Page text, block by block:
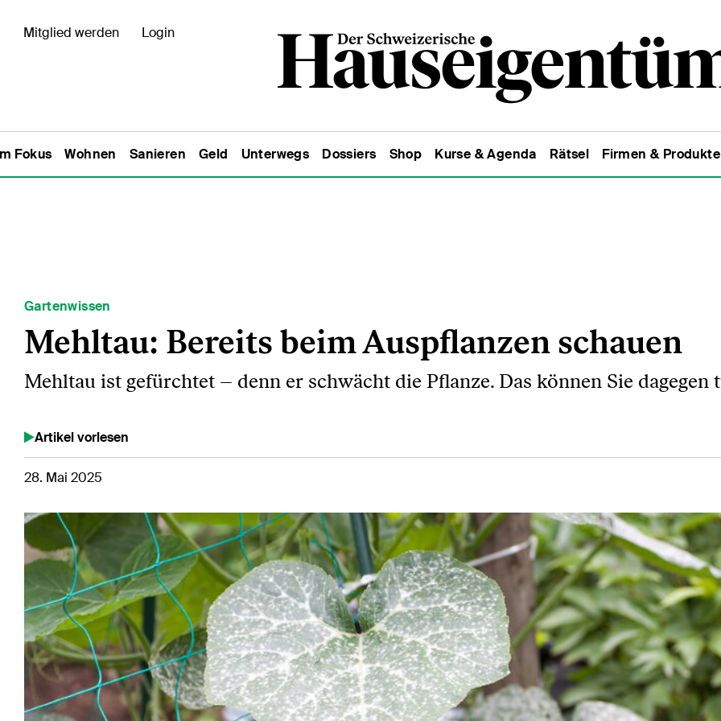
Mitglied werden Login
Fokus Wohnen Sanieren Geld Unterwegs Dossiers Shop Kurse & Agenda Rätsel Firmen & Produkte
Gartenwissen
Mehltau: Bereits beim Auspflanzen schauen
Mehltau ist gefürchtet – denn er schwächt die Pflanze. Das können Sie dagegen
Artikel vorlesen
28. Mai 2025